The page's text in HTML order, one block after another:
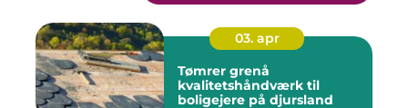
03. apr
Tømrer grenå
kvalitetshåndværk til
boligejere på djursland